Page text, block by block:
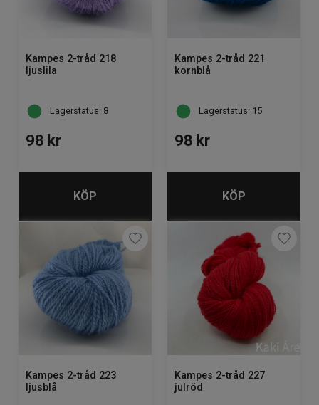
Kampes 2-tråd 218
ljuslila
Lagerstatus: 8
98 kr
KÖP
Kampes 2-tråd 221
kornblå
Lagerstatus: 15
98 kr
KÖP
Kampes 2-tråd 223
ljusblå
Kampes 2-tråd 227
julröd